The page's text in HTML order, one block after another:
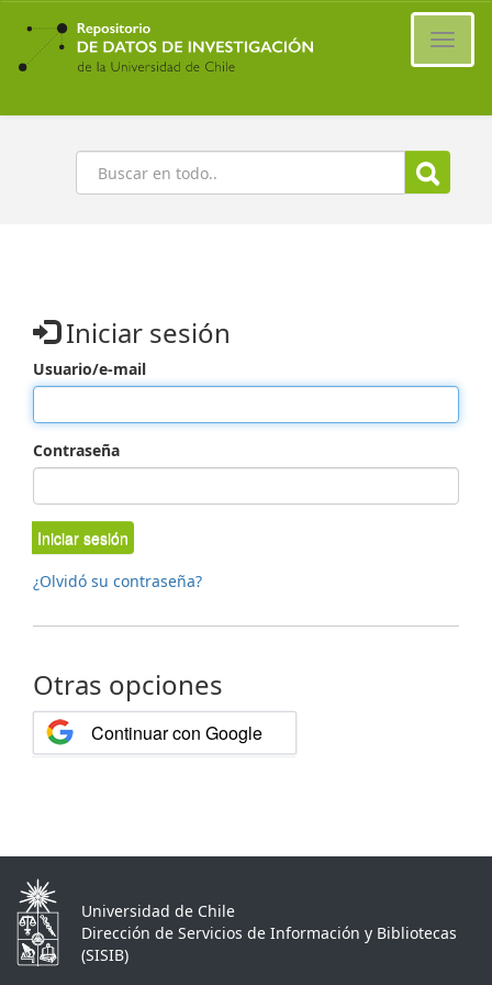
Ir
contenido
principal
Buscar
Iniciar sesión
Usuario/e-mail
Contraseña
Iniciar sesión
¿Olvidó su contraseña?
Otras opciones
Continuar con Google
Universidad de Chile
Dirección de Servicios de Información y Bibliotecas
(SISIB)